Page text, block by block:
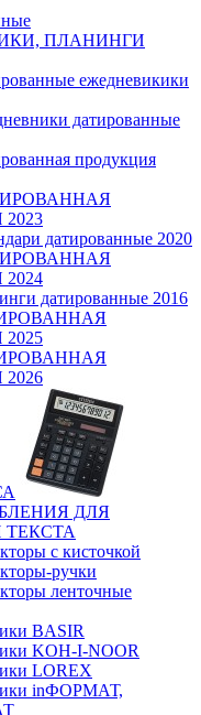
ПЛАНИНГИ
ежедневикики
датированные
продукция
датированные 2020
датированные 2016
ДЛЯ
ТЕКСТА
с кисточкой
ручки
ленточные
BASIR
KOH-I-NOOR
LOREX
inФОРМАТ,